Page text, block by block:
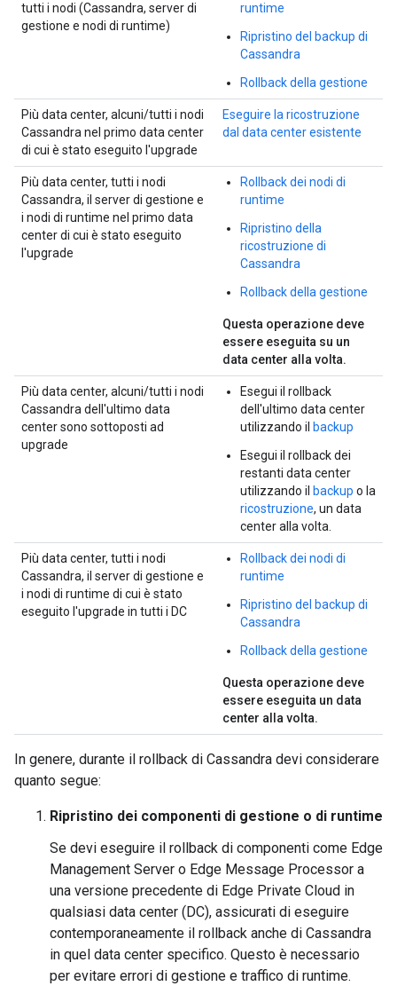
tutti i nodi (Cassandra, server di
gestione e nodi di runtime)
runtime
Ripristino del backup di
Cassandra
Rollback della gestione
Più data center, alcuni/tutti i nodi
Cassandra nel primo data center
di cui è stato eseguito l'upgrade
Eseguire la ricostruzione
dal data center esistente
Più data center, tutti i nodi
Cassandra, il server di gestione e
i nodi di runtime nel primo data
center di cui è stato eseguito
l'upgrade
Rollback dei nodi di
runtime
Ripristino della
ricostruzione di
Cassandra
Rollback della gestione
Questa operazione deve
essere eseguita su un
data center alla volta.
Più data center, alcuni/tutti i nodi
Cassandra dell'ultimo data
center sono sottoposti ad
upgrade
Esegui il rollback
dell'ultimo data center
utilizzando il backup
Esegui il rollback dei
restanti data center
utilizzando il backup o la
ricostruzione, un data
center alla volta.
Più data center, tutti i nodi
Cassandra, il server di gestione e
i nodi di runtime di cui è stato
eseguito l'upgrade in tutti i DC
Rollback dei nodi di
runtime
Ripristino del backup di
Cassandra
Rollback della gestione
Questa operazione deve
essere eseguita un data
center alla volta.
In genere, durante il rollback di Cassandra devi considerare
quanto segue:
Ripristino dei componenti di gestione o di runtime
Se devi eseguire il rollback di componenti come Edge
Management Server o Edge Message Processor a
una versione precedente di Edge Private Cloud in
qualsiasi data center (DC), assicurati di eseguire
contemporaneamente il rollback anche di Cassandra
in quel data center specifico. Questo è necessario
per evitare errori di gestione e traffico di runtime.